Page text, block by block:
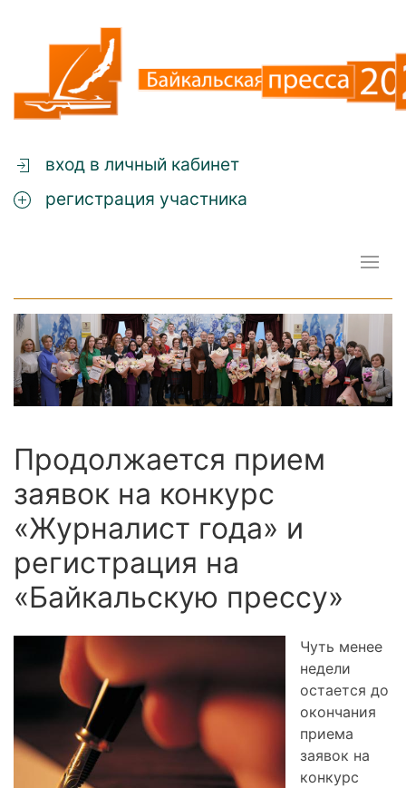
вход в личный кабинет
регистрация участника
Продолжается прием
заявок на конкурс
«Журналист года» и
регистрация на
«Байкальскую прессу»
Чуть менее
недели
остается до
окончания
приема
заявок на
конкурс